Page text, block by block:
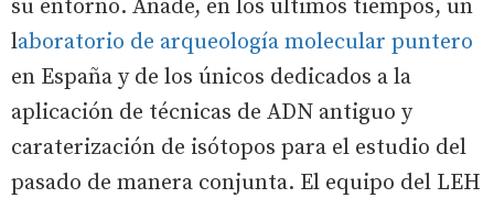
su entorno. Añade, en los últimos tiempos, un
laboratorio de arqueología molecular puntero
en España y de los únicos dedicados a la
aplicación de técnicas de ADN antiguo y
caraterización de isótopos para el estudio del
pasado de manera conjunta. El equipo del LEH